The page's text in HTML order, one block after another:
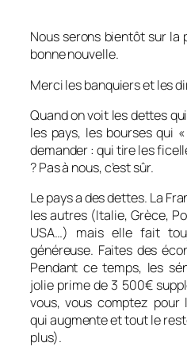
Nous serons bientôt sur la
bonne nouvelle.
Merci les banquiers et les
Quand on voit les dettes
les pays, les bourses qui
demander : qui tire les
? Pas à nous, c’est sûr.
Le pays a des dettes. La
les autres (Italie, Grèce,
USA…) mais elle fait
généreuse. Faites des
Pendant ce temps, les
jolie prime de 3 500€
vous, vous comptez pour
qui augmente et tout le
plus).